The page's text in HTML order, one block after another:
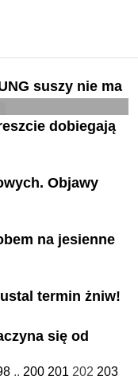
suszy nie ma
dobiegają
Objawy
na jesienne
termin żniw!
się od
.. 200 201 202 203